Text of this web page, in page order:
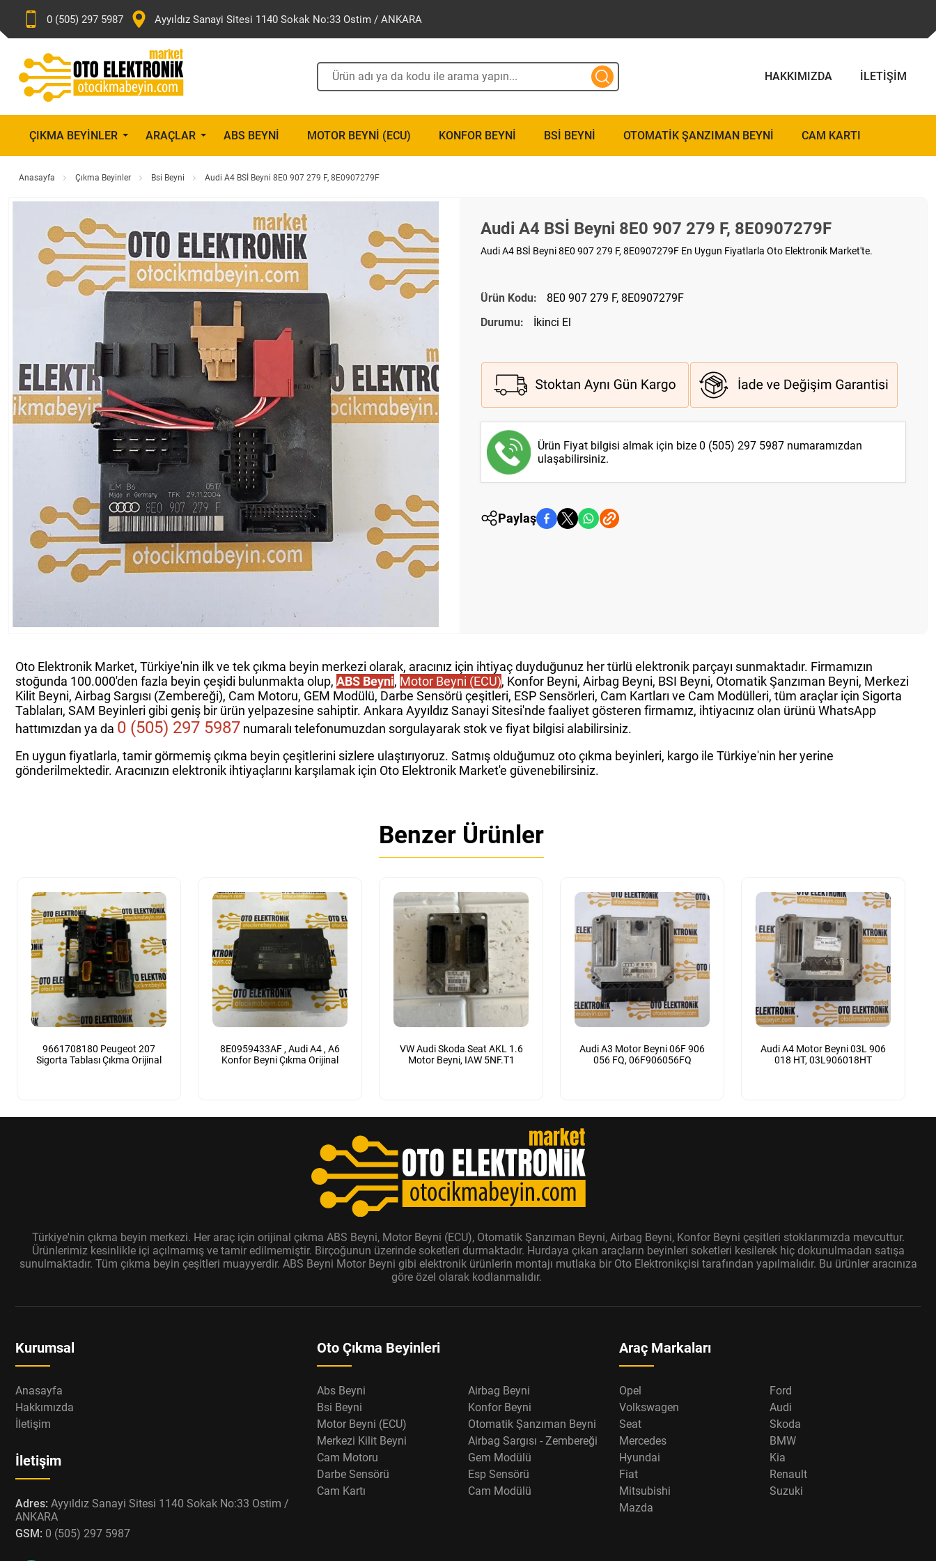
0 (505) 297 5987 Ayyıldız Sanayi Sitesi 1140 Sokak No:33 Ostim / ANKARA
HAKKIMIZDA İLETIŞIM
ÇIKMA BEYINLER ARAÇLAR ABS BEYNI MOTOR BEYNI (ECU) KONFOR BEYNI BSI BEYNI OTOMATIK ŞANZIMAN BEYNI CAM KARTI
Anasayfa Çıkma Beyinler Bsi Beyni Audi A4 BSİ Beyni 8E0 907 279 F, 8E0907279F
Audi A4 BSİ Beyni 8E0 907 279 F, 8E0907279F
Audi A4 BSİ Beyni 8E0 907 279 F, 8E0907279F En Uygun Fiyatlarla Oto Elektronik Market'te.
Ürün Kodu:
8E0 907 279 F, 8E0907279F
Durumu:
İkinci El
Ürün Fiyat bilgisi almak için bize0 (505) 297 5987 numaramızdan
ulaşabilirsiniz.
Paylaş
Oto Elektronik Market, Türkiye'nin ilk ve tek çıkma beyin merkezi olarak, aracınız için ihtiyaç duyduğunuz her türlü elektronik parçayı sunmaktadır. Firmamızın
stoğunda 100.000'den fazla beyin çeşidi bulunmakta olup, ABS Beyni, Motor Beyni (ECU), Konfor Beyni, Airbag Beyni, BSI Beyni, Otomatik Şanzıman Beyni, Merkezi
Kilit Beyni, Airbag Sargısı (Zembereği), Cam Motoru, GEM Modülü, Darbe Sensörü çeşitleri, ESP Sensörleri, Cam Kartları ve Cam Modülleri, tüm araçlar için Sigorta
Tablaları, SAM Beyinleri gibi geniş bir ürün yelpazesine sahiptir. Ankara Ayyıldız Sanayi Sitesi'nde faaliyet gösteren firmamız, ihtiyacınız olan ürünü WhatsApp
hattımızdan ya da 0 (505) 297 5987 numaralı telefonumuzdan sorgulayarak stok ve fiyat bilgisi alabilirsiniz.
En uygun fiyatlarla, tamir görmemiş çıkma beyin çeşitlerini sizlere ulaştırıyoruz. Satmış olduğumuz oto çıkma beyinleri, kargo ile Türkiye'nin her yerine
gönderilmektedir. Aracınızın elektronik ihtiyaçlarını karşılamak için Oto Elektronik Market'e güvenebilirsiniz.
Benzer Ürünler
9661708180 Peugeot 207
Sigorta Tablası Çıkma Orijinal
8E0959433AF , Audi A4 , A6
Konfor Beyni Çıkma Orijinal
VW Audi Skoda Seat AKL 1.6
Motor Beyni, IAW 5NF.T1
Audi A3 Motor Beyni 06F 906
056 FQ, 06F906056FQ
Audi A4 Motor Beyni 03L 906
018 HT, 03L906018HT
Türkiye'nin çıkma beyin merkezi. Her araç için orijinal çıkma ABS Beyni, Motor Beyni (ECU), Otomatik Şanzıman Beyni, Airbag Beyni, Konfor Beyni çeşitleri stoklarımızda mevcuttur.
Ürünlerimiz kesinlikle içi açılmamış ve tamir edilmemiştir. Birçoğunun üzerinde soketleri durmaktadır. Hurdaya çıkan araçların beyinleri soketleri kesilerek hiç dokunulmadan satışa
sunulmaktadır. Tüm çıkma beyin çeşitleri muayyerdir. ABS Beyni Motor Beyni gibi elektronik ürünlerin montajı mutlaka bir Oto Elektronikçisi tarafından yapılmalıdır. Bu ürünler aracınıza
göre özel olarak kodlanmalıdır.
Kurumsal
Anasayfa
Hakkımızda
İletişim
İletişim
Adres: Ayyıldız Sanayi Sitesi 1140 Sokak No:33 Ostim /
ANKARA
GSM: 0 (505) 297 5987
Oto Çıkma Beyinleri
Abs Beyni
Airbag Beyni
Bsi Beyni
Konfor Beyni
Motor Beyni (ECU)
Otomatik Şanzıman Beyni
Merkezi Kilit Beyni
Airbag Sargısı - Zembereği
Cam Motoru
Gem Modülü
Darbe Sensörü
Esp Sensörü
Cam Kartı
Cam Modülü
Araç Markaları
Opel
Ford
Volkswagen
Audi
Seat
Skoda
Mercedes
BMW
Hyundai
Kia
Fiat
Renault
Mitsubishi
Suzuki
Mazda